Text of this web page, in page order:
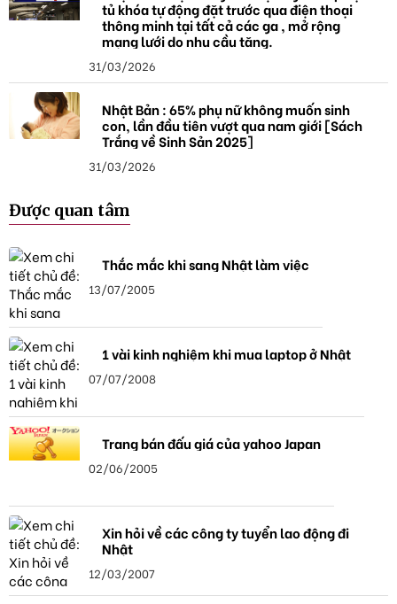
tủ khóa tự động đặt trước qua điện thoại
thông minh tại tất cả các ga , mở rộng
mạng lưới do nhu cầu tăng.
31/03/2026
Nhật Bản : 65% phụ nữ không muốn sinh
con, lần đầu tiên vượt qua nam giới [Sách
Trắng về Sinh Sản 2025]
31/03/2026
Được quan tâm
Thắc mắc khi sang Nhật làm việc
13/07/2005
1 vài kinh nghiệm khi mua laptop ở Nhật
07/07/2008
Trang bán đấu giá của yahoo Japan
02/06/2005
Xin hỏi về các công ty tuyển lao động đi
Nhật
12/03/2007